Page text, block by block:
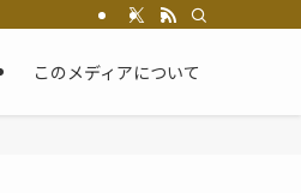
このメディアについて